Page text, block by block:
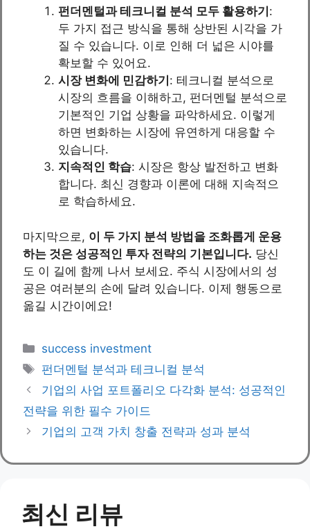
펀더멘털과 테크니컬 분석 모두 활용하기 :
두 가지 접근 방식을 통해 상반된 시각을 가
질 수 있습니다. 이로 인해 더 넓은 시야를
확보할 수 있어요.
시장 변화에 민감하기 : 테크니컬 분석으로
시장의 흐름을 이해하고, 펀더멘털 분석으로
기본적인 기업 상황을 파악하세요. 이렇게
하면 변화하는 시장에 유연하게 대응할 수
있습니다.
지속적인 학습: 시장은 항상 발전하고 변화
합니다. 최신 경향과 이론에 대해 지속적으
로 학습하세요.
마지막으로, 이 두 가지 분석 방법을 조화롭게 운용
하는 것은 성공적인 투자 전략의 기본입니다. 당신
도 이 길에 함께 나서 보세요. 주식 시장에서의 성
공은 여러분의 손에 달려 있습니다. 이제 행동으로
옮길 시간이에요!
Categories
success investment
Tags
펀더멘털 분석과 테크니컬 분석
기업의 사업 포트폴리오 다각화 분석: 성공적인
전략을 위한 필수 가이드
기업의 고객 가치 창출 전략과 성과 분석
최신 리뷰